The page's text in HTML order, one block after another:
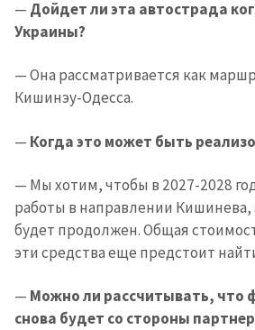
— Дойдет ли эта автострада
Украины?
— Она рассматривается как
Кишинэу-Одесса.
— Когда это может быть
— Мы хотим, чтобы в 2027-2028
работы в направлении Кишинева,
будет продолжен. Общая
эти средства еще предстоит
— Можно ли рассчитывать, что
снова будет со стороны
Анонимный источник
Электронная почта
+ Мой email
Телефон+ Личный телефон
конфиденциальности